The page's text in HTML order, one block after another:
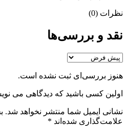
نظرات (0)
نقد و بررسی‌ها
هنوز بررسی‌ای ثبت نشده است.
اولین کسی باشید که دیدگاهی می
نشانی ایمیل شما منتشر نخواهد شد.
علامت‌گذاری شده‌اند *